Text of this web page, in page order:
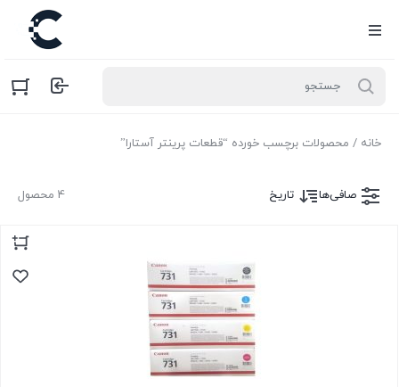
خانه / محصولات برچسب خورده “قطعات پرینتر آستارا”
4 محصول صافی‌ها تاریخ